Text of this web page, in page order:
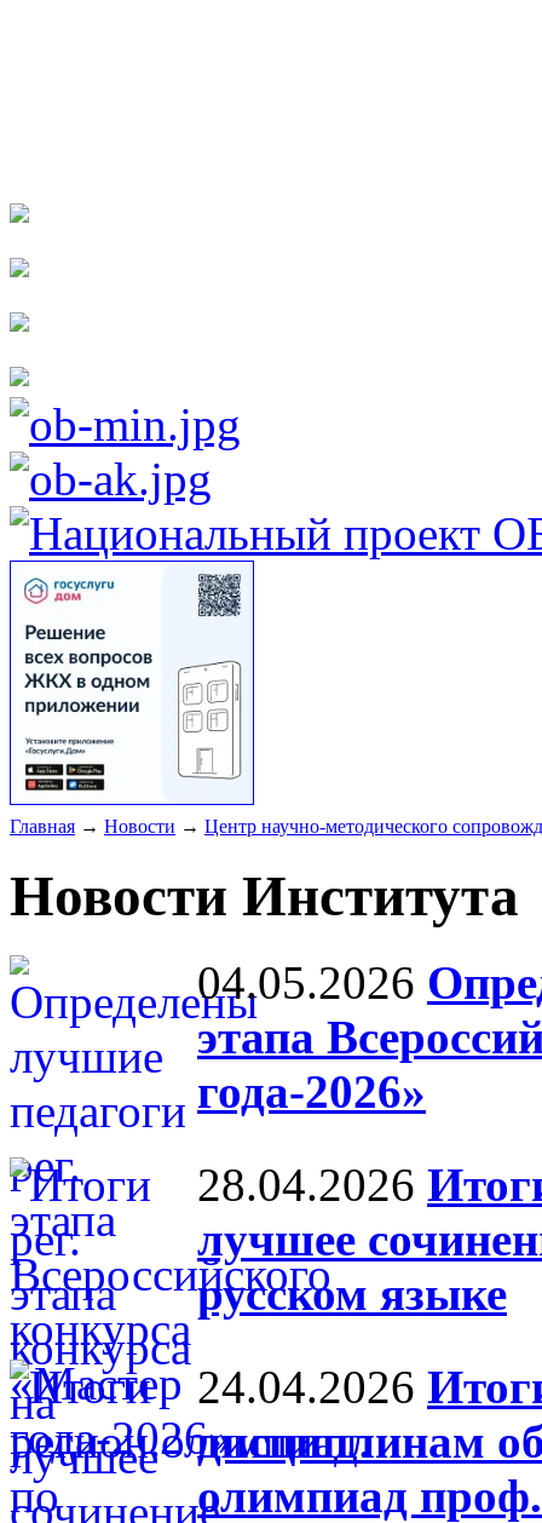
Главная → Новости → Центр научно-методического
Новости Института
04.05.2026
этапа
года-2026»
28.04.2026
лучшее
русском языке
24.04.2026
дисциплинам
олимпиад